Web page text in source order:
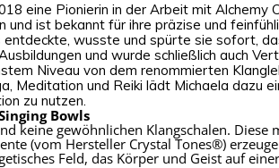
eine Pionierin in der Arbeit mit Alchemy
und ist bekannt für ihre präzise und
wusste und spürte sie sofort,
und wurde schließlich auch
Niveau von dem renommierten
Meditation und Reiki lädt Michaela dazu
zu nutzen.
Bowls
keine gewöhnlichen Klangschalen.
(vom Hersteller Crystal Tones®)
Feld, das Körper und Geist auf